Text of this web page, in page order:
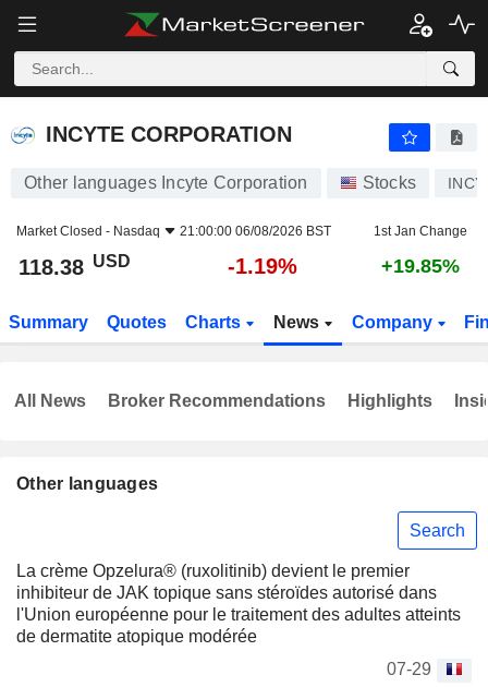
INCYTE CORPORATION
INCYTE CORPORATION
Other languages Incyte Corporation Stocks INCY
Market Closed - Nasdaq 21:00:00 06/08/2026 BST 1st Jan Change
118.38 USD -1.19% +19.85%
Summary Quotes Charts News Company
Other languages
Search
La crème Opzelura® (ruxolitinib) devient le premier
inhibiteur de JAK topique sans stéroïdes autorisé dans
l'Union européenne pour le traitement des adultes atteints
de dermatite atopique modérée
07-29
All News Broker Recommendations Highlights